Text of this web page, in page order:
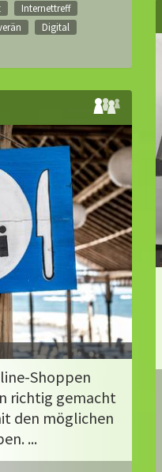
Internettreff
Digital
Shoppen
richtig gemacht
den möglichen
...